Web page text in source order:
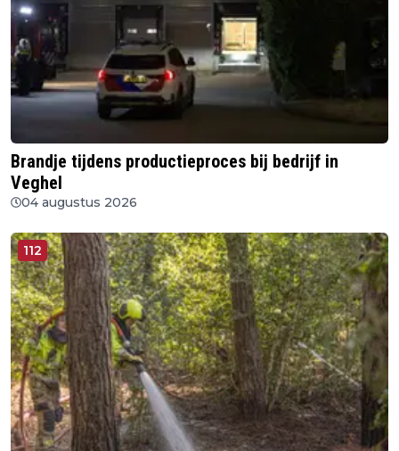
Brandje tijdens productieproces bij bedrijf in
Veghel
04 augustus 2026
112